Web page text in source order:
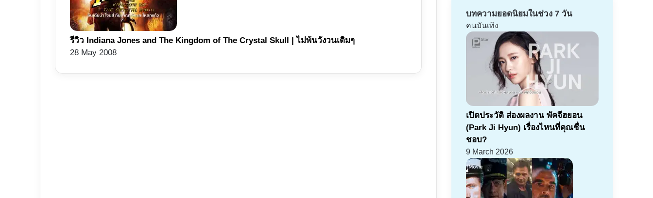
รีวิว Indiana Jones and The Kingdom of The Crystal Skull | ไม่พ้นวังวนเดิมๆ
28 May 2008
บทความยอดนิยมในช่วง 7 วัน
คนบันเทิง
เปิดประวัติ ส่องผลงาน พัคจีฮยอน
(Park Ji Hyun) เรื่องไหนที่คุณชื่น
ชอบ?
9 March 2026